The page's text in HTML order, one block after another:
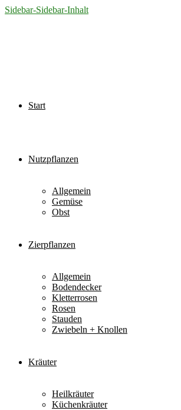
Sidebar-Sidebar-Inhalt
Start
Nutzpflanzen
Allgemein
Gemüse
Obst
Zierpflanzen
Allgemein
Bodendecker
Kletterrosen
Rosen
Stauden
Zwiebeln + Knollen
Kräuter
Heilkräuter
Küchenkräuter